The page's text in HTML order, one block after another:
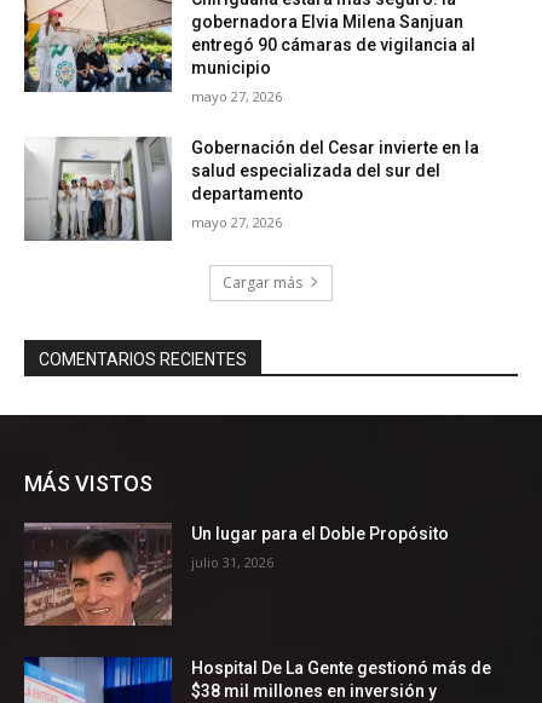
MÁS VISTOS
Un lugar para el Doble Propósito
julio 31, 2026
Hospital De La Gente gestionó más de
$38 mil millones en inversión y